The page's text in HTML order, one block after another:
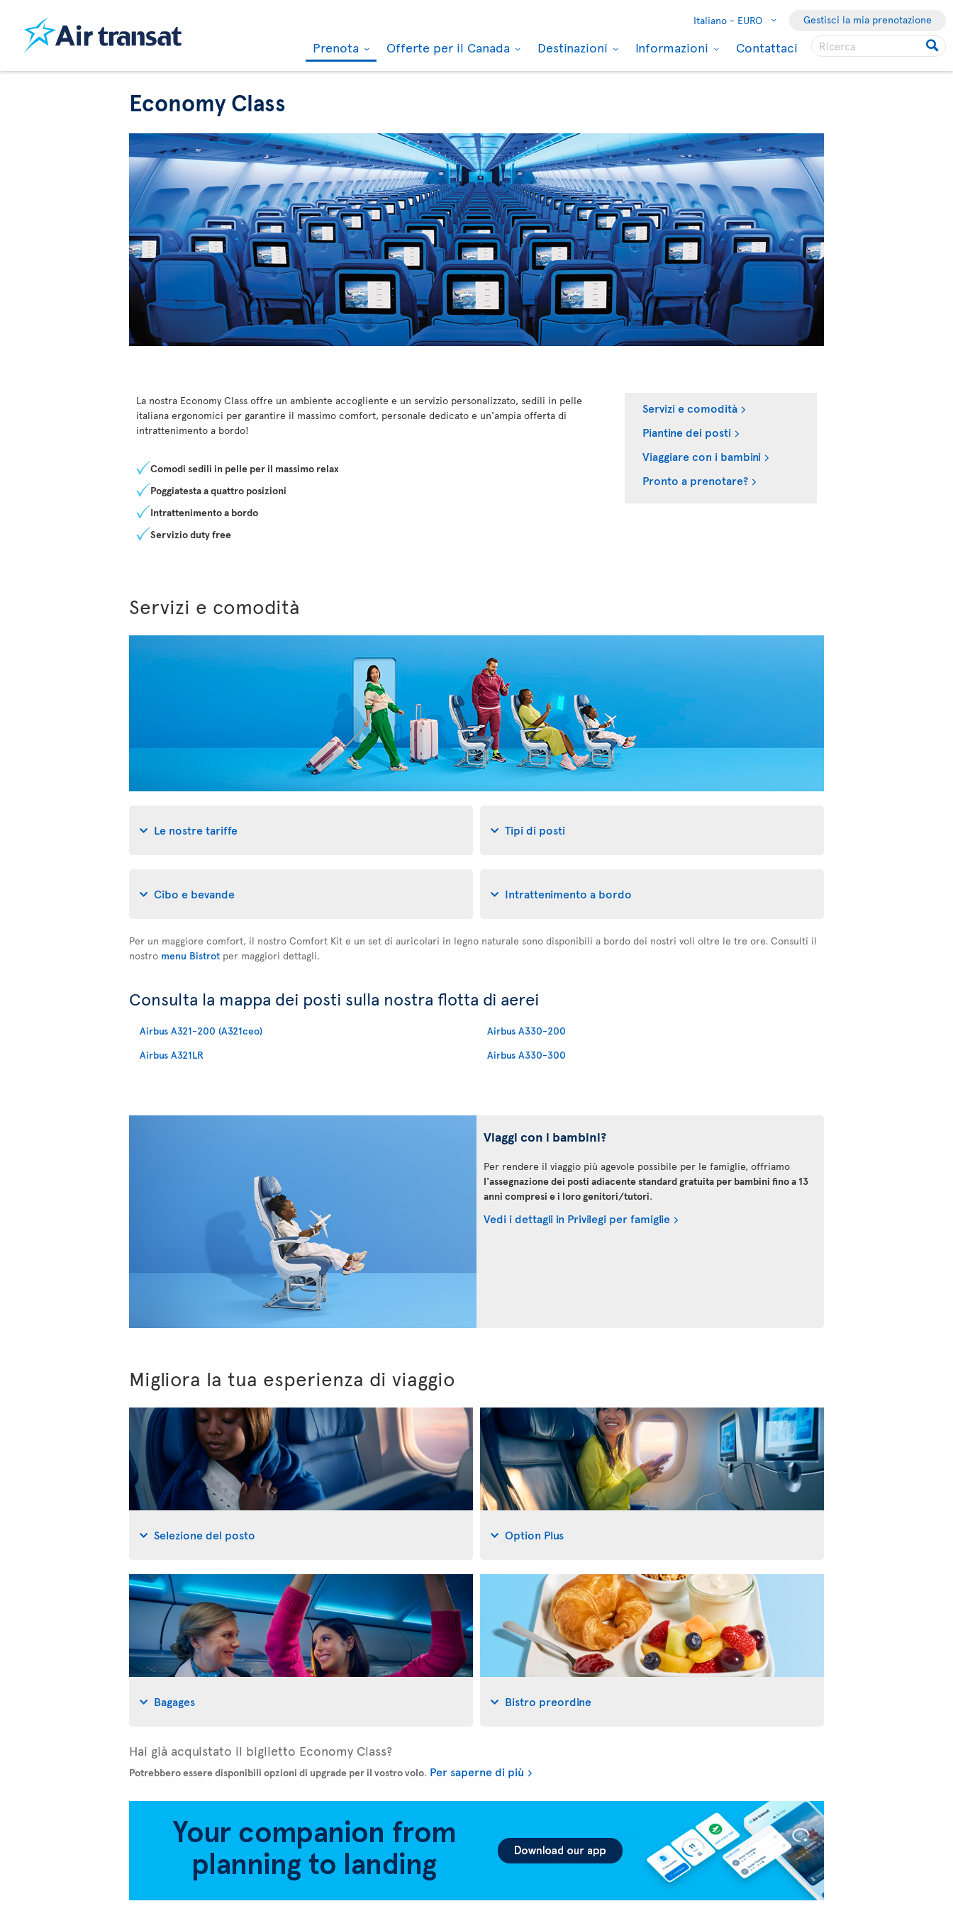
Italiano - EURO Gestisci la mia prenotazione
Prenota Offerte per il Canada Destinazioni Informazioni Contattaci
Economy Class
La nostra Economy Class offre un ambiente accogliente e un servizio personalizzato, sedili in pelle
italiana ergonomici per garantire il massimo comfort, personale dedicato e un'ampia offerta di
intrattenimento a bordo!
Comodi sedili in pelle per il massimo relax
Poggiatesta a quattro posizioni
Intrattenimento a bordo
Servizio duty free
Servizi e comodità
Piantine dei posti
Viaggiare con i bambini
Pronto a prenotare?
Servizi e comodità
Le nostre tariffe Tipi di posti
Cibo e bevande Intrattenimento a bordo
Per un maggiore comfort, il nostro Comfort Kit e un set di auricolari in legno naturale sono disponibili a bordo dei nostri voli oltre le tre ore. Consulti il
nostro menu Bistrot per maggiori dettagli.
Consulta la mappa dei posti sulla nostra flotta di aerei
Airbus A321-200 (A321ceo)
Airbus A321LR
Airbus A330-200
Airbus A330-300
Viaggi con i bambini?
Per rendere il viaggio più agevole possibile per le famiglie, offriamo
l'assegnazione dei posti adiacente standard gratuita per bambini fino a 13
anni compresi e i loro genitori/tutori.
Vedi i dettagli in Privilegi per famiglie
Migliora la tua esperienza di viaggio
Selezione del posto Option Plus
Bagages Bistro preordine
Hai già acquistato il biglietto Economy Class?
Potrebbero essere disponibili opzioni di upgrade per il vostro volo. Per saperne di più